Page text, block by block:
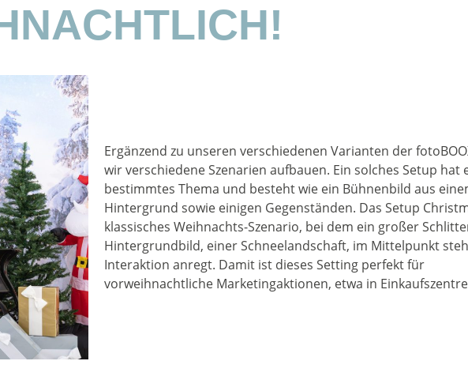
Ergänzend zu unseren verschiedenen Varianten der
wir verschiedene Szenarien aufbauen. Ein solches Setup hat
bestimmtes Thema und besteht wie ein Bühnenbild aus
Hintergrund sowie einigen Gegenständen. Das Setup
klassisches Weihnachts-Szenario, bei dem ein großer
Hintergrundbild, einer Schneelandschaft, im Mittelpunkt
Interaktion anregt. Damit ist dieses Setting perfekt für
vorweihnachtliche Marketingaktionen, etwa in